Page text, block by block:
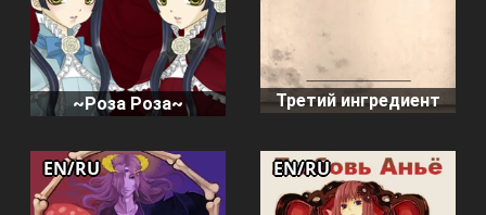
~Роза Роза~ Третий ингредиент
EN/RU EN/RU